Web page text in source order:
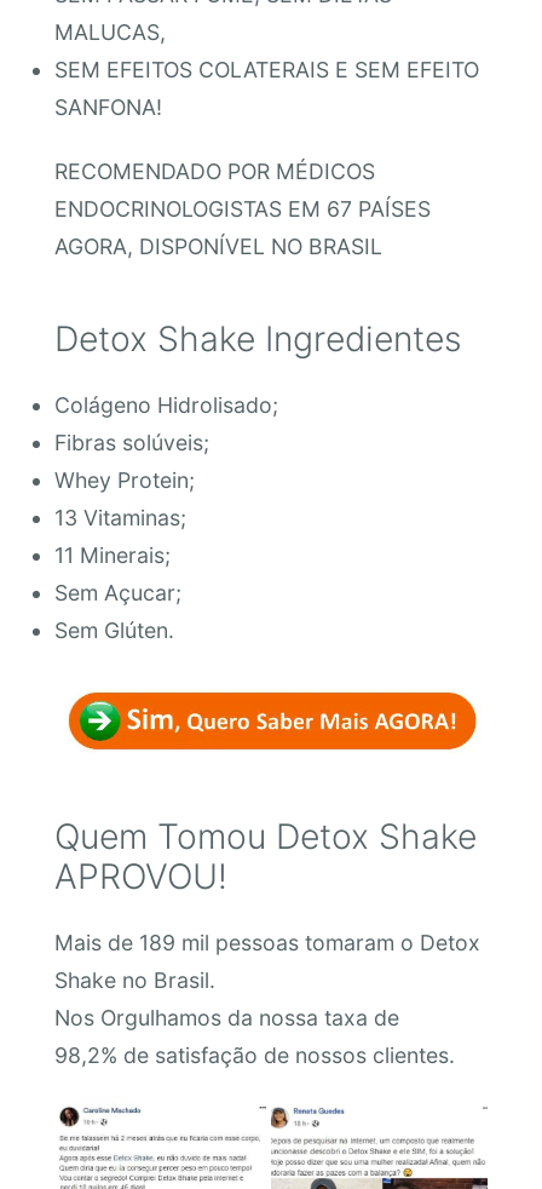
MALUCAS,
SEM EFEITOS COLATERAIS E SEM EFEITO
SANFONA!
RECOMENDADO POR MÉDICOS
ENDOCRINOLOGISTAS EM 67 PAÍSES
AGORA, DISPONÍVEL NO BRASIL
Detox Shake Ingredientes
Colágeno Hidrolisado;
Fibras solúveis;
Whey Protein;
13 Vitaminas;
11 Minerais;
Sem Açucar;
Sem Glúten.
Quem Tomou Detox Shake
APROVOU!
Mais de 189 mil pessoas tomaram o Detox
Shake no Brasil.
Nos Orgulhamos da nossa taxa de
98,2% de satisfação de nossos clientes.